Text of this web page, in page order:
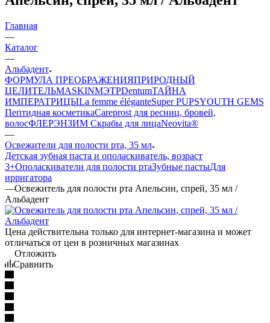
Главная
—
Каталог
—
Альбадент
ФОРМУЛА ПРЕОБРАЖЕНИЯПРИРОДНЫЙ
ЦЕЛИТЕЛЬMASKINМЭТРDentumТАЙНА
ИМПЕРАТРИЦЫLa femme éléganteSuper PUPSYOUTH GEMS
Пептидная косметикаCareprost для ресниц, бровей,
волосФЛЕРЭНЗИМ Скрабы для лицаNeovita®
—
Освежители для полости рта, 35 мл
Детская зубная паста и ополаскиватель, возраст
3+Ополаскиватели для полости ртаЗубные пастыДля
ирригатора
—Освежитель для полости рта Апельсин, спрей, 35 мл /
Альбадент
Цена действительна только для интернет-магазина и может
отличаться от цен в розничных магазинах
Отложить
Сравнить